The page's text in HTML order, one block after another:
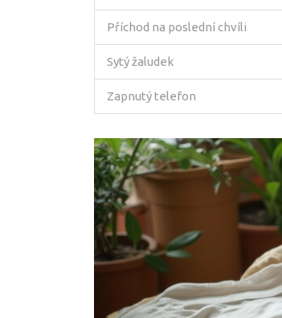
Příchod na poslední chvíli
Sytý žaludek
Zapnutý telefon